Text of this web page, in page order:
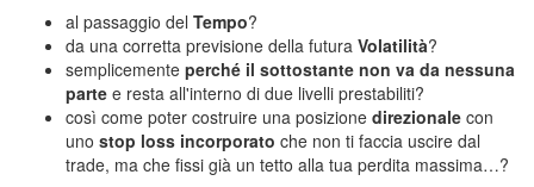
al passaggio del Tempo?
da una corretta previsione della futura Volatilità?
semplicemente perché il sottostante non va da nessuna
parte e resta all'interno di due livelli prestabiliti?
così come poter costruire una posizione direzionale con
uno stop loss incorporato che non ti faccia uscire dal
trade, ma che fissi già un tetto alla tua perdita massima…?